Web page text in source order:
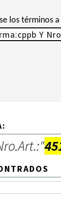
los términos